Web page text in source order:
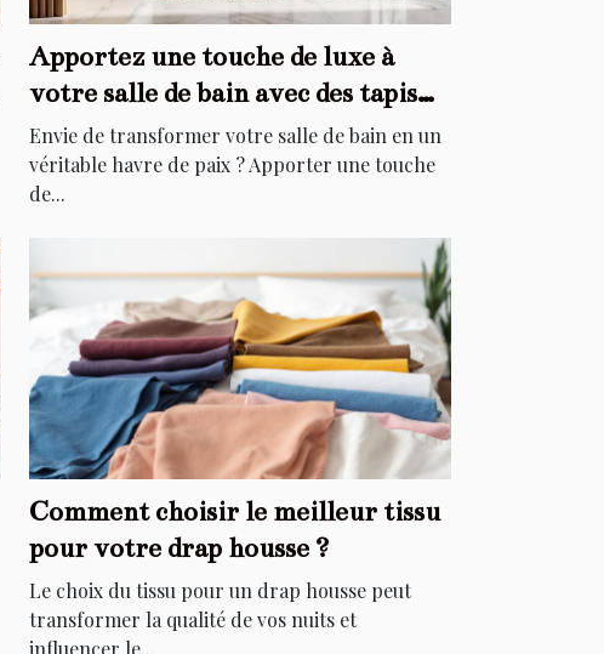
Apportez une touche de luxe à
votre salle de bain avec des tapis
élégants
Envie de transformer votre salle de bain en un
véritable havre de paix ? Apporter une touche
de...
Comment choisir le meilleur tissu
pour votre drap housse ?
Le choix du tissu pour un drap housse peut
transformer la qualité de vos nuits et
influencer le...